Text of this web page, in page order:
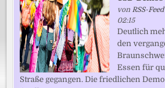
von RSS-Feed
02:15
Deutlich
den
Essen für
Straße gegangen. Die friedlichen